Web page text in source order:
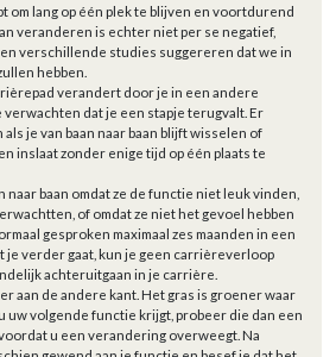
om lang op één plek te blijven en voortdurend
veranderen is echter niet per se negatief,
verschillende studies suggereren dat we in
hebben.
verandert door je in een andere
dat je een stapje terugvalt. Er
je van baan naar baan blijft wisselen of
inslaat zonder enige tijd op één plaats te
naar baan omdat ze de functie niet leuk vinden,
of omdat ze niet het gevoel hebben
gesproken maximaal zes maanden in een
verder gaat, kun je geen carrièreverloop
achteruitgaan in je carrière.
aan de andere kant. Het gras is groener waar
uw volgende functie krijgt, probeer die dan een
u een verandering overweegt. Na